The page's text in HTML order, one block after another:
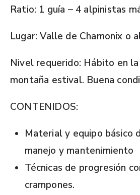
Ratio: 1 guía – 4 alpinistas
Lugar: Valle de Chamonix o
Nivel requerido: Hábito en la
montaña estival. Buena
CONTENIDOS:
Material y equipo básico
manejo y mantenimiento
Técnicas de progresión
crampones.